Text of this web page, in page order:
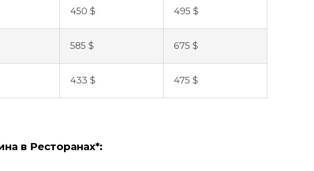
450 $ 495 $
585 $ 675 $
433 $ 475 $
в Ресторанах*: